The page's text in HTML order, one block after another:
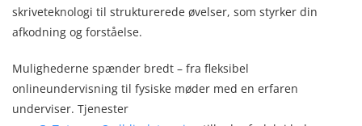
skriveteknologi til strukturerede øvelser, som styrker din
afkodning og forståelse.
Mulighederne spænder bredt – fra fleksibel
onlineundervisning til fysiske møder med en erfaren
underviser. Tjenester